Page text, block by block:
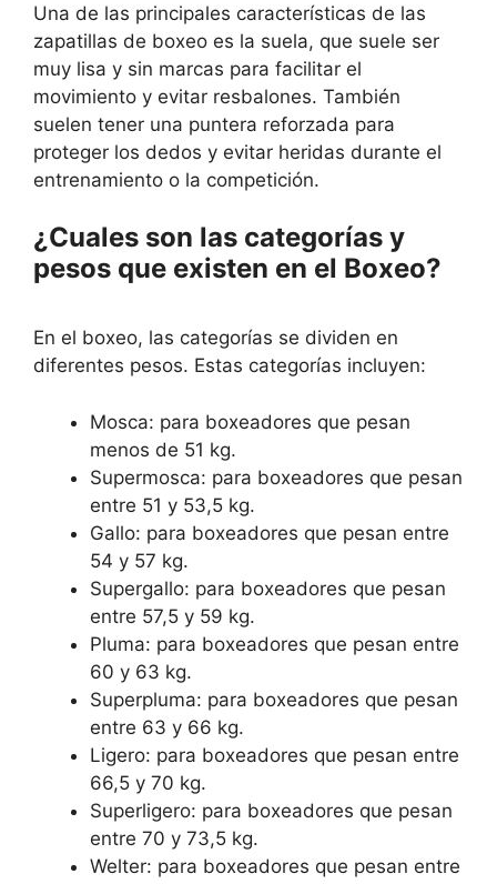
Una de las principales características de las
zapatillas de boxeo es la suela, que suele ser
muy lisa y sin marcas para facilitar el
movimiento y evitar resbalones. También
suelen tener una puntera reforzada para
proteger los dedos y evitar heridas durante el
entrenamiento o la competición.
¿Cuales son las categorías y
pesos que existen en el Boxeo?
En el boxeo, las categorías se dividen en
diferentes pesos. Estas categorías incluyen:
Mosca: para boxeadores que pesan
menos de 51 kg.
Supermosca: para boxeadores que pesan
entre 51 y 53,5 kg.
Gallo: para boxeadores que pesan entre
54 y 57 kg.
Supergallo: para boxeadores que pesan
entre 57,5 y 59 kg.
Pluma: para boxeadores que pesan entre
60 y 63 kg.
Superpluma: para boxeadores que pesan
entre 63 y 66 kg.
Ligero: para boxeadores que pesan entre
66,5 y 70 kg.
Superligero: para boxeadores que pesan
entre 70 y 73,5 kg.
Welter: para boxeadores que pesan entre